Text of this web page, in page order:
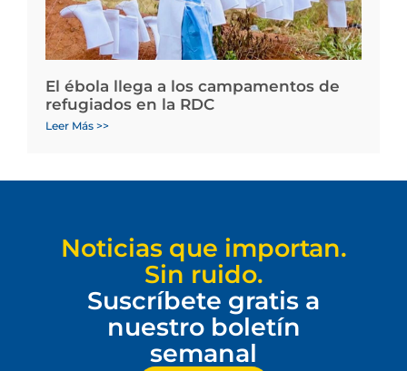
El ébola llega a los campamentos de
refugiados en la RDC
Leer Más >>
Noticias que importan.
Sin ruido.
Suscríbete gratis a
nuestro boletín
semanal